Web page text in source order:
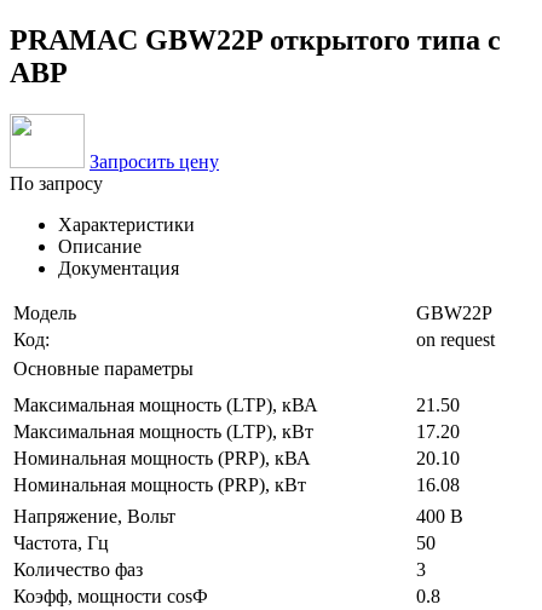
PRAMAC GBW22P открытого типа с
АВР
Запросить цену
По запросу
Характеристики
Описание
Документация
Модель
GBW22P
Код:
on request
Основные параметры
Максимальная мощность (LTP), кВА
21.50
Максимальная мощность (LTP), кВт
17.20
Номинальная мощность (PRP), кВА
20.10
Номинальная мощность (PRP), кВт
16.08
Напряжение, Вольт
400 В
Частота, Гц
50
Количество фаз
3
Коэфф, мощности cosФ
0.8